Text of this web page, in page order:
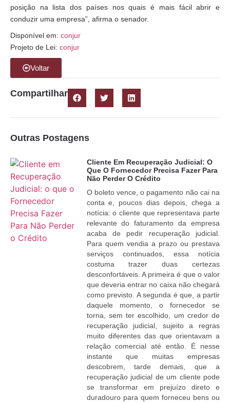
posição na lista dos países nos quais é mais fácil abrir e
conduzir uma empresa”, afirma o senador.
Disponível em: conjur
Projeto de Lei: conjur
Voltar
Compartilhar
Outras Postagens
Cliente Em Recuperação Judicial: O
Que O Fornecedor Precisa Fazer Para
Não Perder O Crédito
O boleto vence, o pagamento não cai na
conta e, poucos dias depois, chega a
notícia: o cliente que representava parte
relevante do faturamento da empresa
acaba de pedir recuperação judicial.
Para quem vendia a prazo ou prestava
serviços continuados, essa notícia
costuma trazer duas certezas
desconfortáveis. A primeira é que o valor
que deveria entrar no caixa não chegará
como previsto. A segunda é que, a partir
daquele momento, o fornecedor se
torna, sem ter escolhido, um credor de
recuperação judicial, sujeito a regras
muito diferentes das que orientavam a
relação comercial até então. É nesse
instante que muitas empresas
descobrem, tarde demais, que a
recuperação judicial de um cliente pode
se transformar em prejuízo direto e
duradouro para quem forneceu bens ou